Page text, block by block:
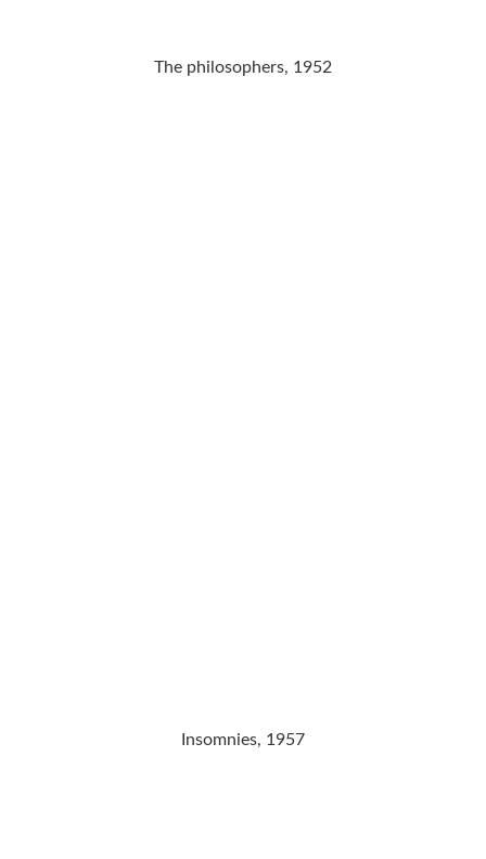
The philosophers, 1952
Insomnies, 1957